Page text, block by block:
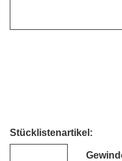
Stücklistenartikel: